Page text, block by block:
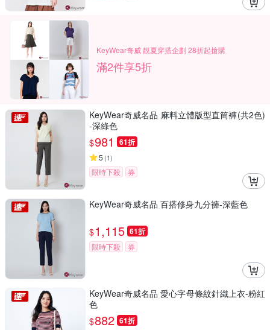
KeyWear奇威 靚夏穿搭企劃 28折起搶購
滿2件享5折
KeyWear奇威名品 麻料立體版型直筒褲(共2色)
-深綠色
$981 61折
5 (1)
限時下殺 券
KeyWear奇威名品 百搭修身九分褲-深藍色
$1,115 61折
限時下殺 券
KeyWear奇威名品 愛心字母條紋針織上衣-粉紅
色
$882 61折